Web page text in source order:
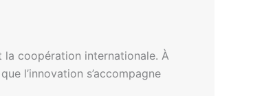
la coopération internationale. À
l’innovation s’accompagne